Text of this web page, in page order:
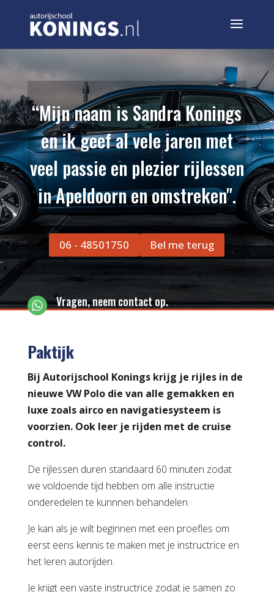
“Mijn naam is Sandra Konings
en ik geef al vele jaren met
veel passie en plezier rijlessen
in Apeldoorn en omstreken".
06 - 48501750 Bel me terug
Vragen, neem contact op.
Paktijk
Bij Autorijschool Konings krijg je rijles in de
nieuwe VW Polo die van alle gemakken en
luxe zoals airco en navigatiesysteem is
voorzien. Ook leer je rijden met de cruise
control.
De rijlessen duren standaard 60 minuten zodat
we voldoende tijd hebben om alle instructie
onderedelen te kunnnen behandelen.
Je kan als je wilt beginnen met een proefles om
eerst eens kennis te maken met je instructrice en
het leren autorijden.
Je krijgt een vaste instructrice zodat je samen zo